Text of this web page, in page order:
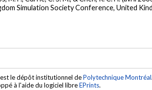
Simulation Society Conference, United
le dépôt institutionnel dePolytechnique Montréal.
à l'aide du logiciel libreEPrints.